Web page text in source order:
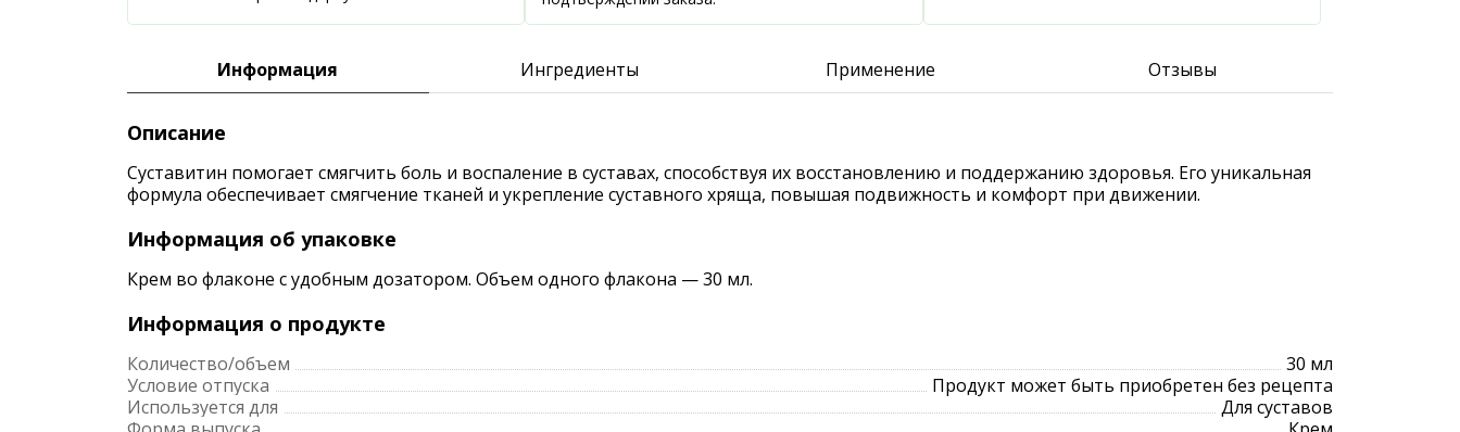
Информация Ингредиенты Применение Отзывы
Описание
Суставитин помогает смягчить боль и воспаление в суставах, способствуя их восстановлению и поддержанию здоровья. Его уникальная
формула обеспечивает смягчение тканей и укрепление суставного хряща, повышая подвижность и комфорт при движении.
Информация об упаковке
Крем во флаконе с удобным дозатором. Объем одного флакона — 30 мл.
Информация о продукте
Количество/объем
30 мл
Условие отпуска
Продукт может быть приобретен без рецепта
Используется для
Для суставов